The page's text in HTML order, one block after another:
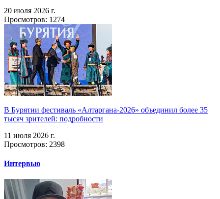
20 июля 2026 г.
Просмотров: 1274
В Бурятии фестиваль «Алтаргана-2026» объединил более 35
тысяч зрителей: подробности
11 июля 2026 г.
Просмотров: 2398
Интервью